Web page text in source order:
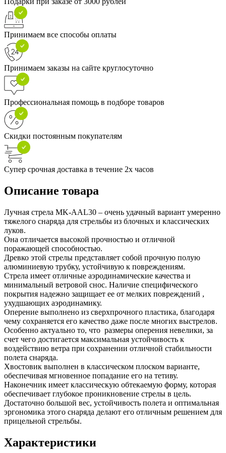
Принимаем все способы оплаты
Принимаем заказы на сайте круглосуточно
Профессиональная помощь в подборе товаров
Скидки постоянным покупателям
Супер срочная доставка в течение 2х часов
Описание товара
Лучная стрела MK-AAL30 – очень удачный вариант умеренно
тяжелого снаряда для стрельбы из блочных и классических
луков.
Она отличается высокой прочностью и отличной
поражающей способностью.
Древко этой стрелы представляет собой прочную полую
алюминиевую трубку, устойчивую к повреждениям.
Стрела имеет отличные аэродинамические качества и
минимальный ветровой снос. Наличие специфического
покрытия надежно защищает ее от мелких повреждений ,
ухудшающих аэродинамику.
Оперение выполнено из сверхпрочного пластика, благодаря
чему сохраняется его качество даже после многих выстрелов.
Особенно актуально то, что размеры оперения невелики, за
счет чего достигается максимальная устойчивость к
воздействию ветра при сохранении отличной стабильности
полета снаряда.
Хвостовик выполнен в классическом плоском варианте,
обеспечивая мгновенное попадание его на тетиву.
Наконечник имеет классическую обтекаемую форму, которая
обеспечивает глубокое проникновение стрелы в цель.
Достаточно большой вес, устойчивость полета и оптимальная
эргономика этого снаряда делают его отличным решением для
прицельной стрельбы.
Характеристики